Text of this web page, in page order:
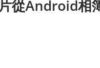
從Android相